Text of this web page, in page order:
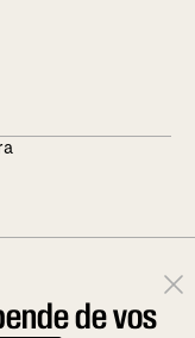
de vos